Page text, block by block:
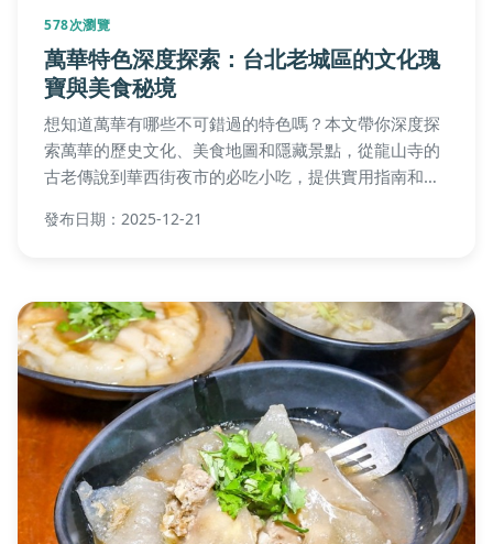
578次瀏覽
萬華特色深度探索：台北老城區的文化瑰
寶與美食秘境
想知道萬華有哪些不可錯過的特色嗎？本文帶你深度探
索萬華的歷史文化、美食地圖和隱藏景點，從龍山寺的
古老傳說到華西街夜市的必吃小吃，提供實用指南和在
發布日期：2025-12-21